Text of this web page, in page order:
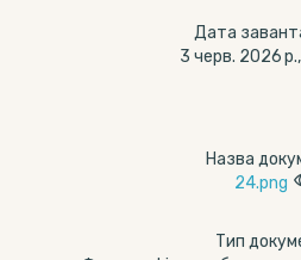
Дата
3 черв. 2026
Назва
24.png
Тип